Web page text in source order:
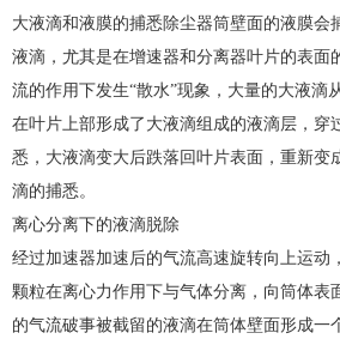
大液滴和液膜的捕悉除尘器筒壁面的液膜会
液滴，尤其是在增速器和分离器叶片的表面
流的作用下发生“散水”现象，大量的大液滴
在叶片上部形成了大液滴组成的液滴层，穿
悉，大液滴变大后跌落回叶片表面，重新变
滴的捕悉。
离心分离下的液滴脱除
经过加速器加速后的气流高速旋转向上运动
颗粒在离心力作用下与气体分离，向筒体表
的气流破事被截留的液滴在筒体壁面形成一